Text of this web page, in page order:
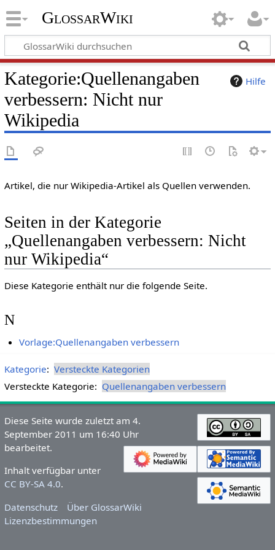
GlossarWiki
Hilfe
Kategorie:Quellenangaben
verbessern: Nicht nur
Wikipedia
Artikel, die nur Wikipedia-Artikel als Quellen verwenden.
Seiten in der Kategorie
„Quellenangaben verbessern: Nicht
nur Wikipedia“
Diese Kategorie enthält nur die folgende Seite.
N
Vorlage:Quellenangaben verbessern
Kategorie: Versteckte Kategorien
Versteckte Kategorie: Quellenangaben verbessern
Diese Seite wurde zuletzt am 4.
September 2011 um 16:40 Uhr
bearbeitet.
Inhalt verfügbar unter
CC BY-SA 4.0.
Datenschutz
Über GlossarWiki
Lizenzbestimmungen